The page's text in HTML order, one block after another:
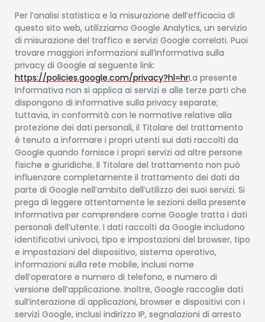
Per l’analisi statistica e la misurazione dell’efficacia di
questo sito web, utilizziamo Google Analytics, un servizio
di misurazione del traffico e servizi Google correlati. Puoi
trovare maggiori informazioni sull’informativa sulla
privacy di Google al seguente link:
https://policies.google.com/privacy?hl=hrLa presente
Informativa non si applica ai servizi e alle terze parti che
dispongono di informative sulla privacy separate;
tuttavia, in conformità con le normative relative alla
protezione dei dati personali, il Titolare del trattamento
è tenuto a informare i propri utenti sui dati raccolti da
Google quando fornisce i propri servizi ad altre persone
fisiche e giuridiche. Il Titolare del trattamento non può
influenzare completamente il trattamento dei dati da
parte di Google nell’ambito dell’utilizzo dei suoi servizi. Si
prega di leggere attentamente le sezioni della presente
Informativa per comprendere come Google tratta i dati
personali dell’utente. I dati raccolti da Google includono
identificativi univoci, tipo e impostazioni del browser, tipo
e impostazioni del dispositivo, sistema operativo,
informazioni sulla rete mobile, inclusi nome
dell’operatore e numero di telefono, e numero di
versione dell’applicazione. Inoltre, Google raccoglie dati
sull’interazione di applicazioni, browser e dispositivi con i
servizi Google, inclusi indirizzo IP, segnalazioni di arresto